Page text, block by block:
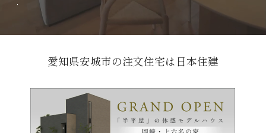
愛知県安城市の注文住宅は日本住建